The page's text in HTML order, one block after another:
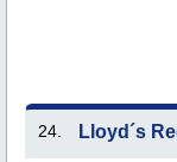
24. Lloyd´s